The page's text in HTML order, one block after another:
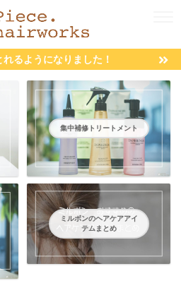
るようになりました！
集中補修トリートメント
ミルボンのヘアケアアイ
テムまとめ